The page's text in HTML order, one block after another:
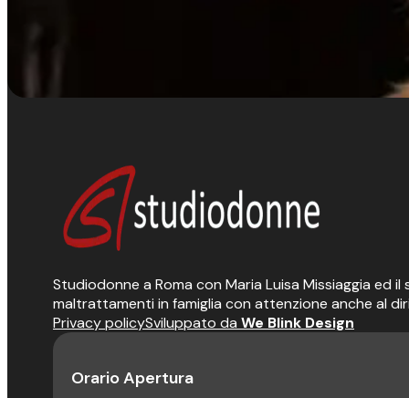
Studiodonne a Roma con Maria Luisa Missiaggia ed
maltrattamenti in famiglia con attenzione anche al
Privacy policySviluppato da We Blink Design
Orario Apertura